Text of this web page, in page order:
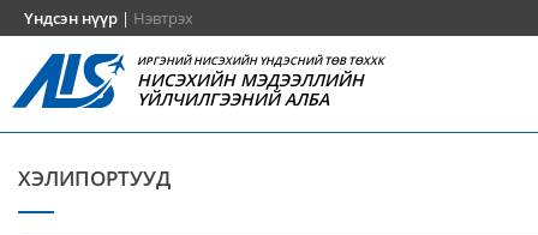
Үндсэн нүүр | Нэвтрэх
ИРГЭНИЙ НИСЭХИЙН ҮНДЭСНИЙ ТӨВ ТӨХХК
НИСЭХИЙН МЭДЭЭЛЛИЙН
ҮЙЛЧИЛГЭЭНИЙ АЛБА
ХЭЛИПОРТУУД